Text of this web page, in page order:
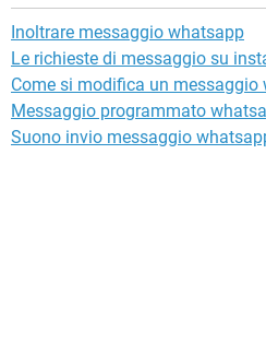
Inoltrare messaggio whatsapp
Le richieste di messaggio su
Come si modifica un messaggio
Messaggio programmato
Suono invio messaggio